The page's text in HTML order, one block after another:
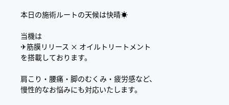
本日の施術ルートの天候は快晴☀️
当機は
✈筋膜リリース × オイルトリートメント
を搭載しております。
肩こり・腰痛・脚のむくみ・疲労感など、
慢性的なお悩みにも対応いたします。